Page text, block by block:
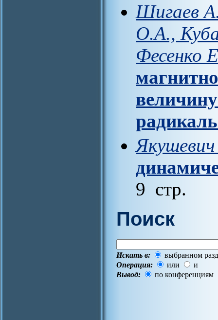
Шигаев
О.А.,
Фесенко
9 стр.
Поиск
Искать в:
выбранном
Операция:
или
и
Вывод:
по конференциям